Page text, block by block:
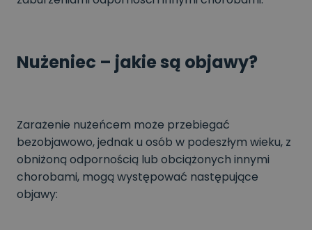
Nużeniec – jakie są objawy?
Zarażenie nużeńcem może przebiegać
bezobjawowo, jednak u osób w podeszłym wieku, z
obniżoną odpornością lub obciążonych innymi
chorobami, mogą występować następujące
objawy: